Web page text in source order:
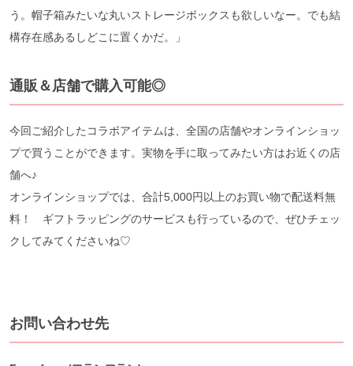
う。帽子箱みたいな丸いストレージボックスも欲しいなー。でも結
構存在感あるしどこに置くかだ。」
通販＆店舗で購入可能◎
今回ご紹介したコラボアイテムは、全国の店舗やオンラインショッ
プで買うことができます。実物を手に取ってみたい方はお近くの店
舗へ♪
オンラインショップでは、合計5,000円以上のお買い物で配送料無
料！ ギフトラッピングのサービスも行っているので、ぜひチェッ
クしてみてくださいね♡
お問い合わせ先